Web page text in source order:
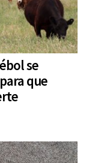
se
que